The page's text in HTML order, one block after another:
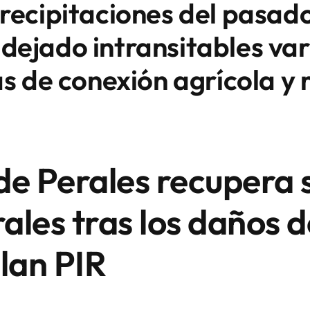
del
intransitables
de conexión agrícola y
Perales recupera
tras los daños
PIR